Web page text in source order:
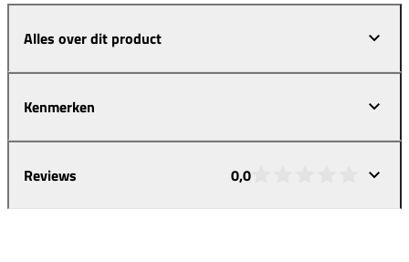
Alles over dit product
Kenmerken
Reviews 0,0